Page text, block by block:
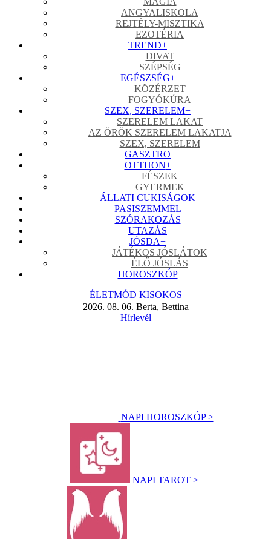
ANGYALISKOLA
REJTÉLY-MISZTIKA
EZOTÉRIA
TREND+
DIVAT
SZÉPSÉG
EGÉSZSÉG+
KÖZÉRZET
FOGYÓKÚRA
SZEX, SZERELEM+
SZERELEM LAKAT
AZ ÖRÖK SZERELEM LAKATJA
SZEX, SZERELEM
GASZTRO
OTTHON+
FÉSZEK
GYERMEK
ÁLLATI CUKISÁGOK
PASISZEMMEL
SZÓRAKOZÁS
UTAZÁS
JÓSDA+
JÁTÉKOS JÓSLÁTOK
ÉLŐ JÓSLÁS
HOROSZKÓP
ÉLETMÓD KISOKOS
2026. 08. 06. Berta, Bettina
Hírlevél
NAPI HOROSZKÓP >
NAPI TAROT >